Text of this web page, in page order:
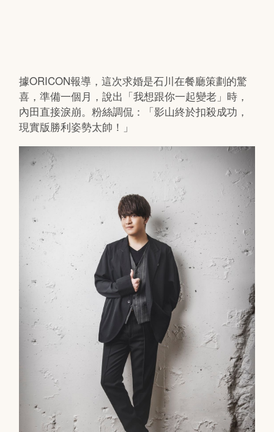
據ORICON報導，這次求婚是石川在餐廳策劃的驚
喜，準備一個月，說出「我想跟你一起變老」時，
內田直接淚崩。粉絲調侃：「影山終於扣殺成功，
現實版勝利姿勢太帥！」